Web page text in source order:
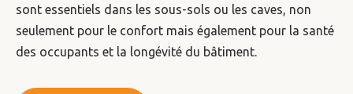
sont essentiels dans les sous-sols ou les caves, non
seulement pour le confort mais également pour la santé
des occupants et la longévité du bâtiment.